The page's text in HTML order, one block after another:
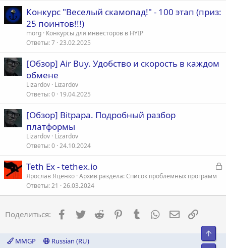
Конкурс "Веселый скамопад!" - 100 этап (приз:
25 поинтов!!!)
morg Конкурсы для инвесторов в HYIP
Ответы 7 23.02.2025
[Обзор] Air Buy. Удобство и скорость в каждом
обмене
Lizardov Lizardov
Ответы 0 19.04.2025
[Обзор] Bitpapa. Подробный разбор
платформы
Lizardov Lizardov
Ответы 0 24.10.2024
З
р
Teth Ex - tethex.io
Ярослав Яценко Архив раздела: Список проблемных программ
Ответы 21 26.03.2024
Поделиться: Facebook
Twitter Reddit PinterestTumblr WhatsApp
MMGP Russian (RU)